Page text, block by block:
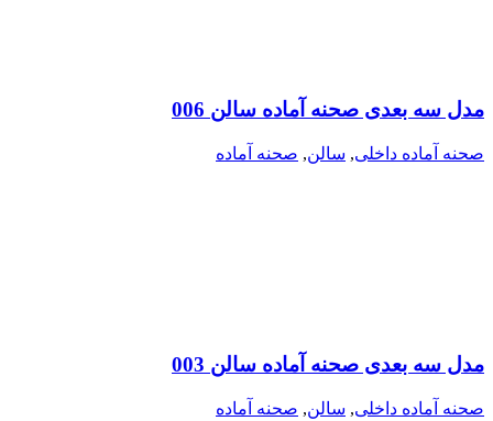
مدل سه بعدی صحنه آماده سالن 006
صحنه آماده داخلی, سالن, صحنه آماده
مدل سه بعدی صحنه آماده سالن 003
صحنه آماده داخلی, سالن, صحنه آماده